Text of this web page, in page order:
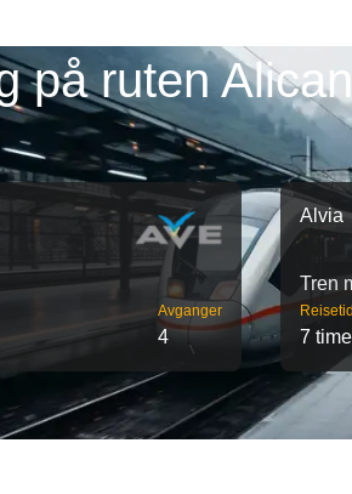
på ruten
Avganger
4
Alvia
Tren
Reisetid
7